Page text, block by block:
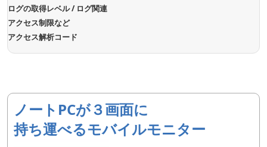
ログの取得レベル / ログ関連
アクセス制限など
アクセス解析コード
ノートPCが３画面に
持ち運べるモバイルモニター